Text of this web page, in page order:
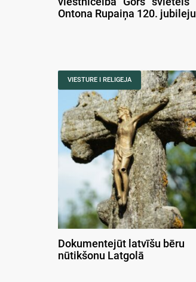
Ontona Rupaiņa 120. jubileju
VIESTURE I RELIGEJA
Dokumentejūt latvīšu bēru
nūtikšonu Latgolā